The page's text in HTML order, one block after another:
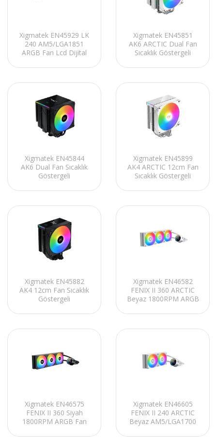
Xigmatek EN45929 LK
240 AM5/LGA1851
ARGB Fan Lcd Dijital
240mm Sıvı Soğutma
Xigmatek EN45851
AK6 ARCTIC Dual Fan
Sıcaklık Göstergeli
Hava Soğutmalı CPU
Xigmatek EN45844
AK6 Dual Fan Sıcaklık
Göstergeli
Hava Soğutmalı CPU
Xigmatek EN45899
AK4 ARCTIC 12cm Fan
Sıcaklık Göstergeli
Hava Soğutmalı CPU
Xigmatek EN45882
AK4 12cm Fan Sıcaklık
Göstergeli
Hava Soğutmalı CPU
Xigmatek EN46582
FENIX II 360 ARCTIC
Beyaz 1800RPM ARGB
Destekli 360mm Sıvı
Xigmatek EN46575
FENIX II 360 Siyah
1800RPM ARGB Fan
360mm Sıvı Soğutmalı
Xigmatek EN46605
FENIX II 240 ARCTIC
Beyaz AM5/LGA1700
Soğutmalı CPU Fan